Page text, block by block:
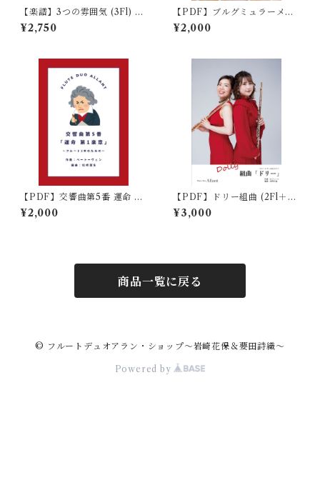
【楽譜】3つの雰囲気 (3Fl) 作
曲:中迫酒菜
¥2,750
【PDF】ブルグミュラーメド
レー (2Fl) 編曲:田川めぐみ
¥2,000
【PDF】交響曲第5番 運命 第
1楽章 (2Fl) ベートーヴェン作
曲 / 編曲:松﨑国生
¥2,000
【PDF】ドリー組曲 (2Fl＋P
f)フォーレ作曲 / 編曲:内門卓
也
¥3,000
商品一覧に戻る
© フルートデュオアラン・ショップ〜岩崎花保＆要田詩織〜
Powered by